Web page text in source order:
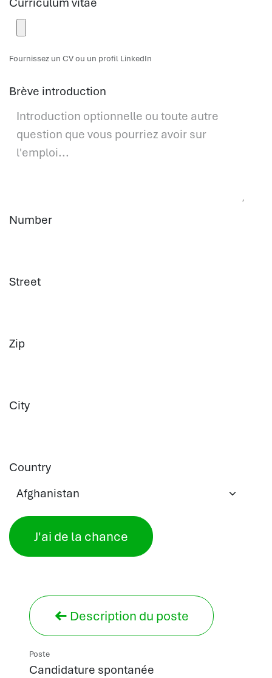
Fournissez un CV ou un profil LinkedIn
Brève introduction
Number
Street
Zip
City
Country
J'ai de la chance
Description du poste
Poste
Candidature spontanée